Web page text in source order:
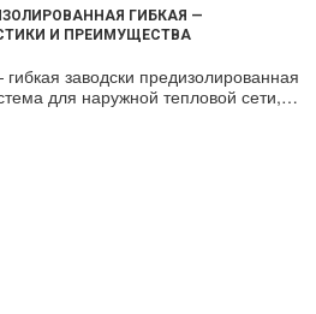
ГИБКАЯ —
И ПРЕИМУЩЕСТВА
заводски предизолированная
для наружной тепловой сети,…